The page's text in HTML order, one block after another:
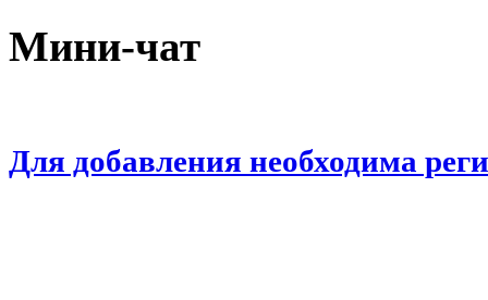
Мини-чат
Для добавления необходима